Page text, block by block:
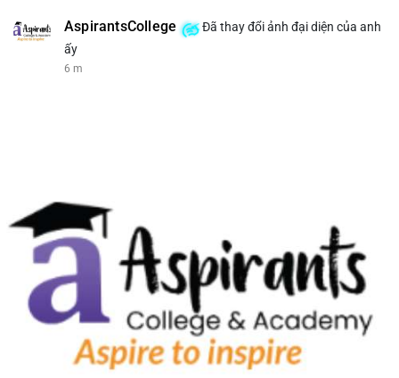
AspirantsCollege
Đã thay đổi ảnh đại diện của anh
ấy
6 m